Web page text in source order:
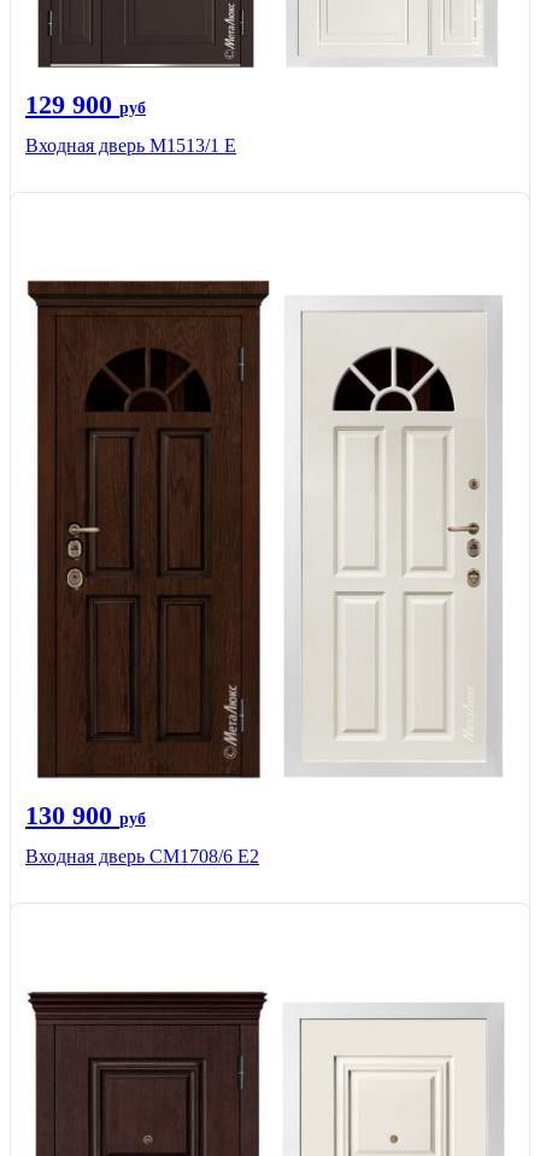
129 900 руб
Входная дверь М1513/1 Е
130 900 руб
Входная дверь CМ1708/6 Е2